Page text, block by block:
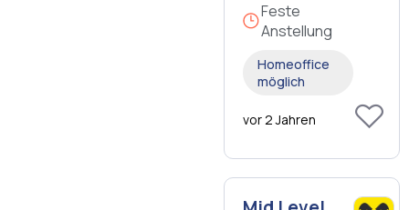
Feste
Anstellung
Homeoffice
möglich
vor 2 Jahren